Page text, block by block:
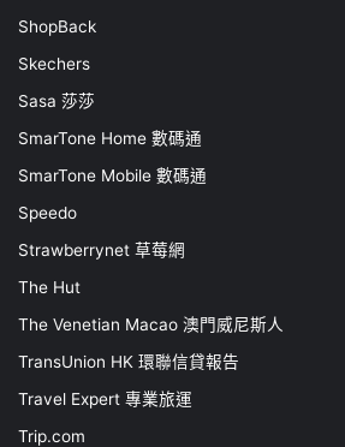
ShopBack
Skechers
Sasa 莎莎
SmarTone Home 數碼通
SmarTone Mobile 數碼通
Speedo
Strawberrynet 草莓網
The Hut
The Venetian Macao 澳門威尼斯人
TransUnion HK 環聯信貸報告
Travel Expert 專業旅運
Trip.com